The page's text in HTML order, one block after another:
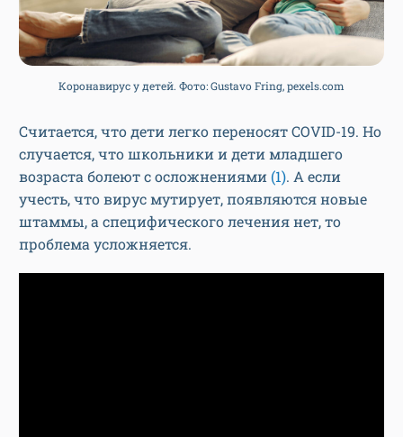
Коронавирус у детей. Фото: Gustavo Fring, pexels.com
Считается, что дети легко переносят COVID-19. Но
случается, что школьники и дети младшего
возраста болеют с осложнениями (1). А если
учесть, что вирус мутирует, появляются новые
штаммы, а специфического лечения нет, то
проблема усложняется.